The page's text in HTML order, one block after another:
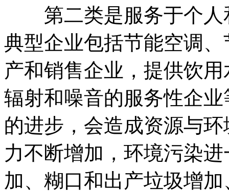
第二类是服务于个人
典型企业包括节能空调
产和销售企业，提供饮
辐射和噪音的服务性企
的进步，会造成资源与
力不断增加，环境污染
加、糊口和出产垃圾增